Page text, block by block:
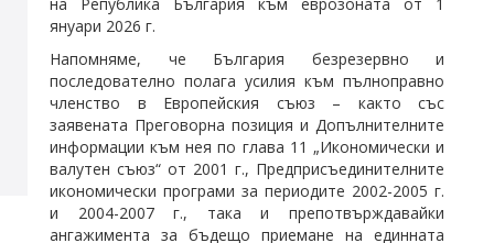
на Република България към еврозоната от 1
януари 2026 г.
Напомняме, че България безрезервно и
последователно полага усилия към пълноправно
членство в Европейския съюз – както със
заявената Преговорна позиция и Допълнителните
информации към нея по глава 11 „Икономически и
валутен съюз“ от 2001 г., Предприсъединителните
икономически програми за периодите 2002-2005 г.
и 2004-2007 г., така и препотвърждавайки
ангажимента за бъдещо приемане на единната